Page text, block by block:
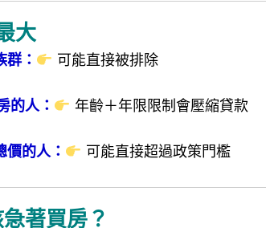
大
： 可能直接被排除
的人： 年齡＋年限限制會壓縮貸款
的人： 可能直接超過政策門檻
著買房？